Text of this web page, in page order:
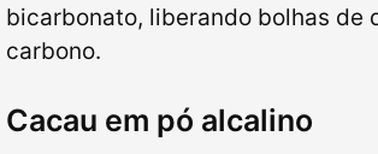
bicarbonato, liberando bolhas de
carbono.
Cacau em pó alcalino